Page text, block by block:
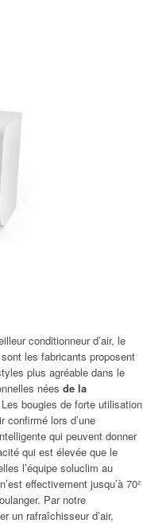
conditionneur d’air, le
les fabricants proposent
plus agréable dans le
nées de la
bougies de forte utilisation
lors d’une
qui peuvent donner
qui est élevée que le
l’équipe soluclim au
effectivement jusqu’à 70²
Par notre
un rafraîchisseur d’air,